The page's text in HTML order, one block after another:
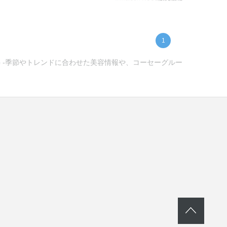
1
節やトレンドに合わせた美容情報や、コーセーグルー